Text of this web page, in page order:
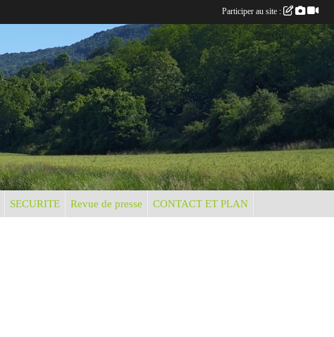
SECURITE Revue de presse CONTACT ET PLAN
Participer au site :